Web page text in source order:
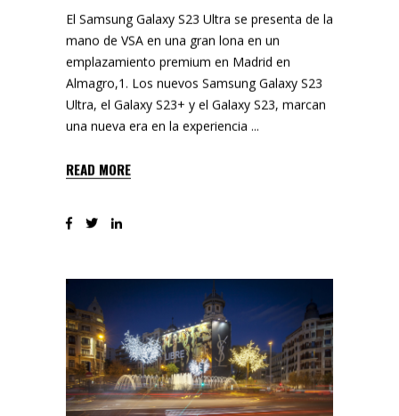
El Samsung Galaxy S23 Ultra se presenta de la
mano de VSA en una gran lona en un
emplazamiento premium en Madrid en
Almagro,1. Los nuevos Samsung Galaxy S23
Ultra, el Galaxy S23+ y el Galaxy S23, marcan
una nueva era en la experiencia
READ MORE